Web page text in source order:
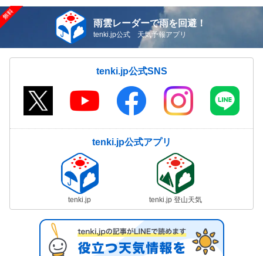
雨雲レーダーで雨を回避！
tenki.jp公式 天気予報アプリ
tenki.jp公式SNS
tenki.jp公式アプリ
tenki.jp tenki.jp 登山天気